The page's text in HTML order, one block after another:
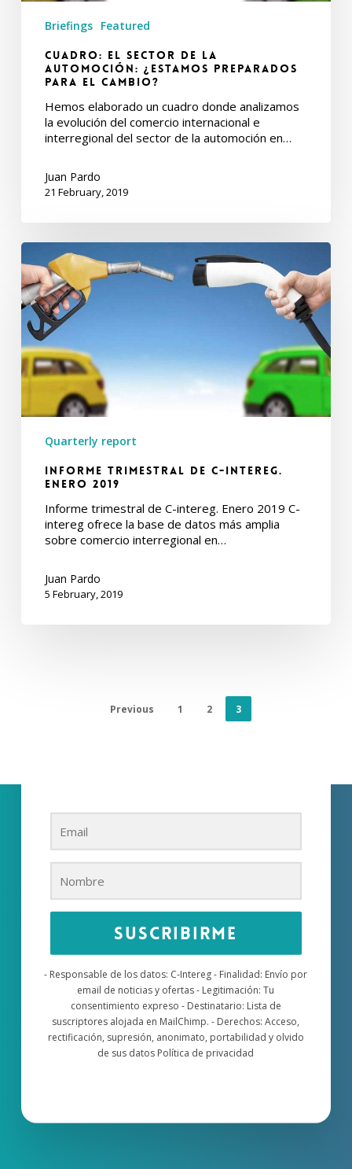
Briefings Featured
Cuadro: El sector de la
automoción: ¿Estamos preparados
para el cambio?
Hemos elaborado un cuadro donde analizamos
la evolución del comercio internacional e
interregional del sector de la automoción en…
Juan Pardo
21 February, 2019
Informe
Trimestral
de
C-
intereg.
Enero
2019
Quarterly report
Informe Trimestral de C-intereg.
Enero 2019
Informe trimestral de C-intereg. Enero 2019 C-
intereg ofrece la base de datos más amplia
sobre comercio interregional en…
Juan Pardo
5 February, 2019
Previous 1 2 3
Suscríbete a nuestra
Suscribirme
- Responsable de los datos: C-Intereg - Finalidad: Envío por
email de noticias y ofertas - Legitimación: Tu
consentimiento expreso - Destinatario: Lista de
suscriptores alojada en MailChimp. - Derechos: Acceso,
rectificación, supresión, anonimato, portabilidad y olvido
de sus datos Política de privacidad